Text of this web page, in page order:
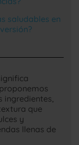
saludables en
ingredientes,
que
y
llenas de